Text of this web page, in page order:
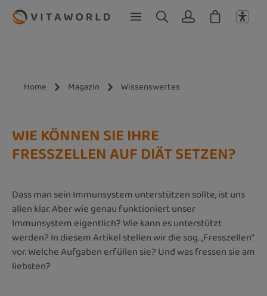
Zum Hauptinhalt springen
Home Magazin Wissenswertes
WIE KÖNNEN SIE IHRE
FRESSZELLEN AUF DIÄT SETZEN?
Dass man sein Immunsystem unterstützen sollte, ist uns
allen klar. Aber wie genau funktioniert unser
Immunsystem eigentlich? Wie kann es unterstützt
werden? In diesem Artikel stellen wir die sog. „Fresszellen“
vor. Welche Aufgaben erfüllen sie? Und was fressen sie am
liebsten?